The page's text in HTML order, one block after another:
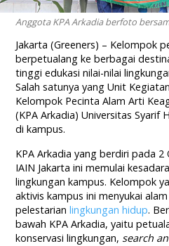
Anggota KPA Arkadia berfoto
Jakarta (Greeners) – Kelompok
berpetualang ke berbagai
tinggi edukasi nilai-nilai
Salah satunya yang Unit
Kelompok Pecinta Alam Arti
(KPA Arkadia) Universitas Syarif
di kampus.
KPA Arkadia yang berdiri pada
IAIN Jakarta ini memulai
lingkungan kampus. Kelompok
aktivis kampus ini menyukai
pelestarianlingkungan hidup.
bawah KPA Arkadia, yaitu
konservasi lingkungan, search